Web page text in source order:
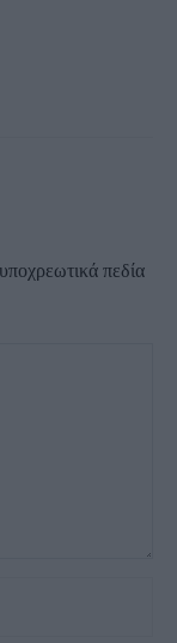
πεδία